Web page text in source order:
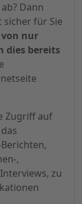
Dann
sicher für Sie
nur
dies bereits
Zugriff auf
,
zu